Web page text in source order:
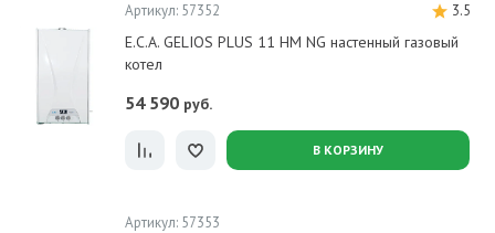
Артикул: 57352 3.5
E.C.A. GELIOS PLUS 11 HM NG настенный газовый
котел
54 590 руб.
В КОРЗИНУ
Артикул: 57353